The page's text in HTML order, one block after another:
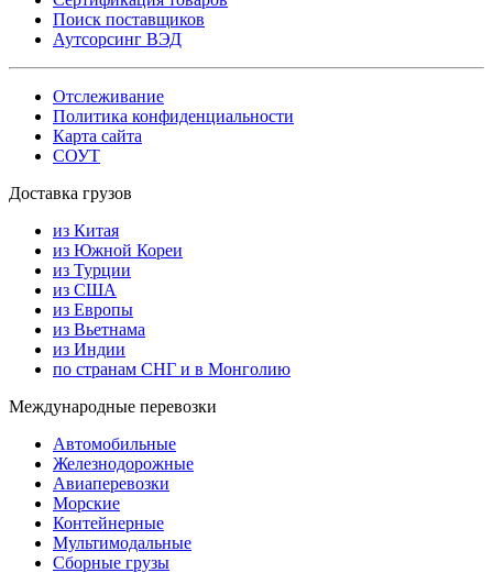
Поиск поставщиков
Аутсорсинг ВЭД
Отслеживание
Политика конфиденциальности
Карта сайта
СОУТ
Доставка грузов
из Китая
из Южной Кореи
из Турции
из США
из Европы
из Вьетнама
из Индии
по странам СНГ и в Монголию
Международные перевозки
Автомобильные
Железнодорожные
Авиаперевозки
Морские
Контейнерные
Мультимодальные
Сборные грузы